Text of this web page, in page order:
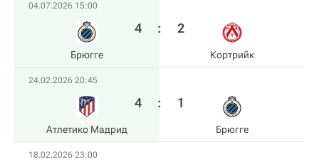
04.07.2026 15:00
Брюгге
4 : 2
Кортрийк
24.02.2026 20:45
Атлетико Мадрид
4 : 1
Брюгге
18.02.2026 23:00